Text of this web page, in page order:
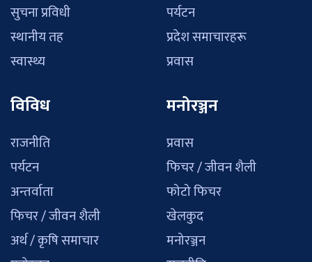
सुचना प्रविधी
स्थानीय तह
स्वास्थ्य
पर्यटन
प्रदेश समाचारहरू
प्रवास
विविध
राजनीति
पर्यटन
अन्तर्वाता
फिचर / जीवन शैली
अर्थ / कृषि समाचार
मनोरञ्जन
प्रवास
फिचर / जीवन शैली
फोटो फिचर
खेलकुद
मनोरञ्जन